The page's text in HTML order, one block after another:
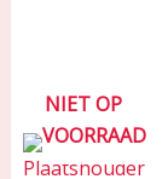
NIET OP
VOORRAAD